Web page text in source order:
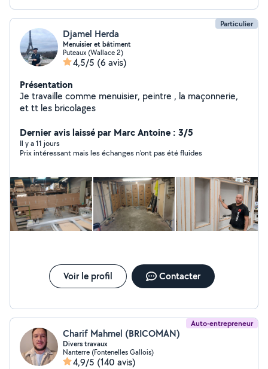
Particulier
Djamel Herda
Menuisier et bâtiment
Puteaux (Wallace 2)
4,5/5 (6 avis)
Présentation
Je travaille comme menuisier, peintre , la maçonnerie,
et tt les bricolages
Dernier avis laissé par Marc Antoine : 3/5
Il y a 11 jours
Prix intéressant mais les échanges n’ont pas été fluides
Voir le profil Contacter
Auto-entrepreneur
Charif Mahmel (BRICOMAN)
Divers travaux
Nanterre (Fontenelles Gallois)
4,9/5 (140 avis)